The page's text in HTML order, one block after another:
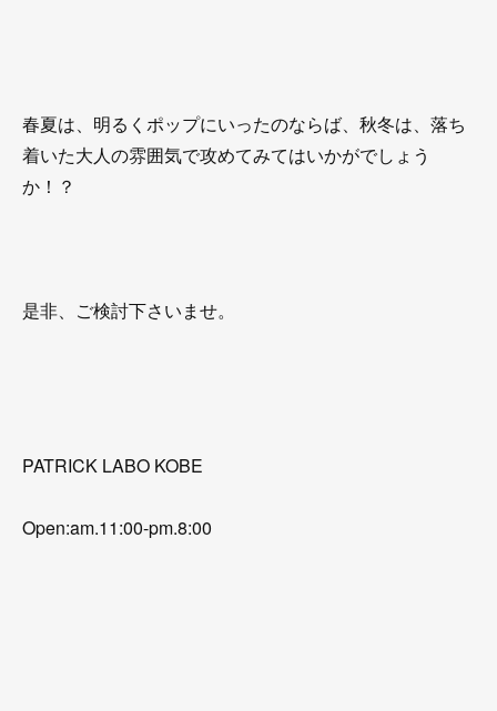
春夏は、明るくポップにいったのならば、秋冬は、落ち
着いた大人の雰囲気で攻めてみてはいかがでしょう
か！？
是非、ご検討下さいませ。
PATRICK LABO KOBE
Open:am.11:00-pm.8:00